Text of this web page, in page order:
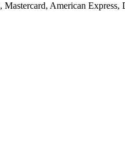
Mastercard, American